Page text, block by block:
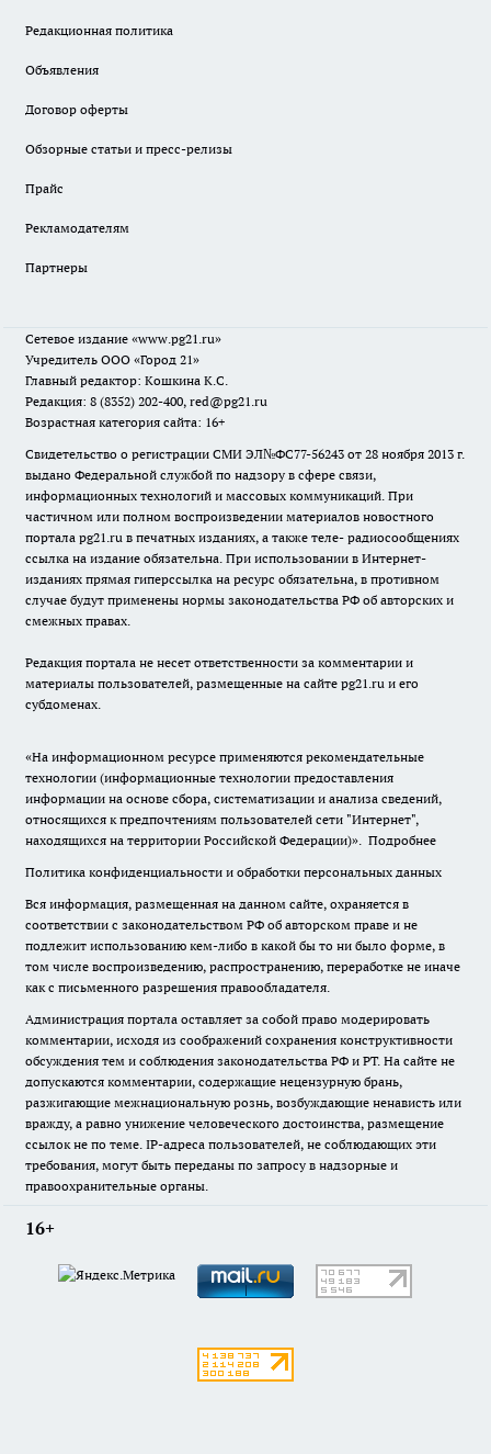
Редакционная политика
Объявления
Договор оферты
Обзорные статьи и пресс-релизы
Прайс
Рекламодателям
Партнеры
Сетевое издание «www.pg21.ru»
Учредитель ООО «Город 21»
Главный редактор: Кошкина К.С.
Редакция: 8 (8352) 202-400, red@pg21.ru
Возрастная категория сайта: 16+
Свидетельство о регистрации СМИ ЭЛ№ФС77-56243 от 28 ноября 2013 г.
выдано Федеральной службой по надзору в сфере связи,
информационных технологий и массовых коммуникаций. При
частичном или полном воспроизведении материалов новостного
портала pg21.ru в печатных изданиях, а также теле- радиосообщениях
ссылка на издание обязательна. При использовании в Интернет-
изданиях прямая гиперссылка на ресурс обязательна, в противном
случае будут применены нормы законодательства РФ об авторских и
смежных правах.
Редакция портала не несет ответственности за комментарии и
материалы пользователей, размещенные на сайте pg21.ru и его
субдоменах.
«На информационном ресурсе применяются рекомендательные
технологии (информационные технологии предоставления
информации на основе сбора, систематизации и анализа сведений,
относящихся к предпочтениям пользователей сети "Интернет",
находящихся на территории Российской Федерации)». Подробнее
Политика конфиденциальности и обработки персональных данных
Вся информация, размещенная на данном сайте, охраняется в
соответствии с законодательством РФ об авторском праве и не
подлежит использованию кем-либо в какой бы то ни было форме, в
том числе воспроизведению, распространению, переработке не иначе
как с письменного разрешения правообладателя.
Администрация портала оставляет за собой право модерировать
комментарии, исходя из соображений сохранения конструктивности
обсуждения тем и соблюдения законодательства РФ и РТ. На сайте не
допускаются комментарии, содержащие нецензурную брань,
разжигающие межнациональную рознь, возбуждающие ненависть или
вражду, а равно унижение человеческого достоинства, размещение
ссылок не по теме. IP-адреса пользователей, не соблюдающих эти
требования, могут быть переданы по запросу в надзорные и
правоохранительные органы.
16+